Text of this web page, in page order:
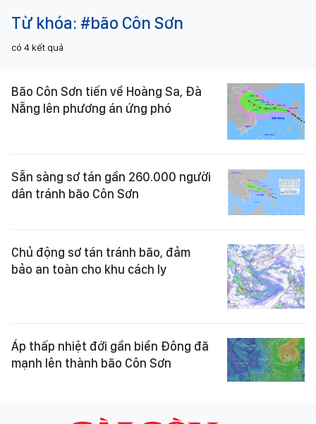
Từ khóa: #bão Côn Sơn
có 4 kết quả
Bão Côn Sơn tiến về Hoàng Sa, Đà
Nẵng lên phương án ứng phó
Sẵn sàng sơ tán gần 260.000 người
dân tránh bão Côn Sơn
Chủ động sơ tán tránh bão, đảm
bảo an toàn cho khu cách ly
Áp thấp nhiệt đới gần biển Đông đã
mạnh lên thành bão Côn Sơn